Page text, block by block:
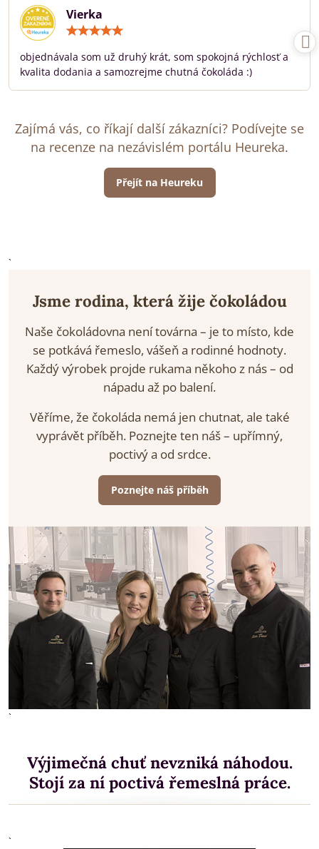
Vierka
5
objednávala som už druhý krát, som spokojná rýchlosť a
kvalita dodania a samozrejme chutná čokoláda :)
Zajímá vás, co říkají další zákazníci? Podívejte se
na recenze na nezávislém portálu Heureka.
Přejít na Heureku
`
Jsme rodina, která žije čokoládou
Naše čokoládovna není továrna – je to místo, kde
se potkává řemeslo, vášeň a rodinné hodnoty.
Každý výrobek projde rukama někoho z nás – od
nápadu až po balení.
Věříme, že čokoláda nemá jen chutnat, ale také
vyprávět příběh. Poznejte ten náš – upřímný,
poctivý a od srdce.
Poznejte náš příběh
`
Výjimečná chuť nevzniká náhodou.
Stojí za ní poctivá řemeslná práce.
`